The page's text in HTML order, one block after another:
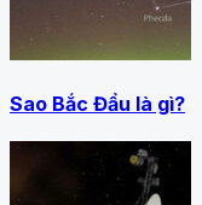
Sao Bắc Đẩu là gì?